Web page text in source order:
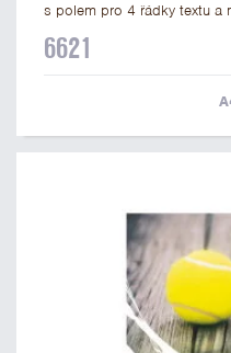
s polem pro 4 řádky textu a
diplom s motivem TENIS
6621